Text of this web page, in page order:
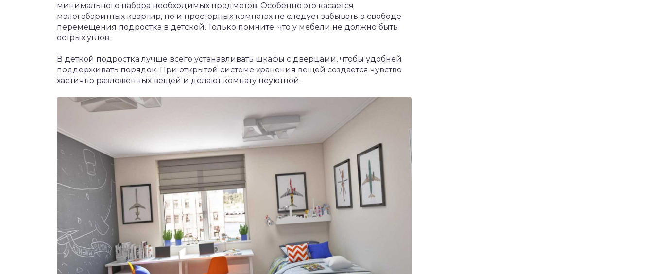
минимального набора необходимых предметов. Особенно это касается
малогабаритных квартир, но и просторных комнатах не следует забывать о свободе
перемещения подростка в детской. Только помните, что у мебели не должно быть
острых углов.
В деткой подростка лучше всего устанавливать шкафы с дверцами, чтобы удобней
поддерживать порядок. При открытой системе хранения вещей создается чувство
хаотично разложенных вещей и делают комнату неуютной.